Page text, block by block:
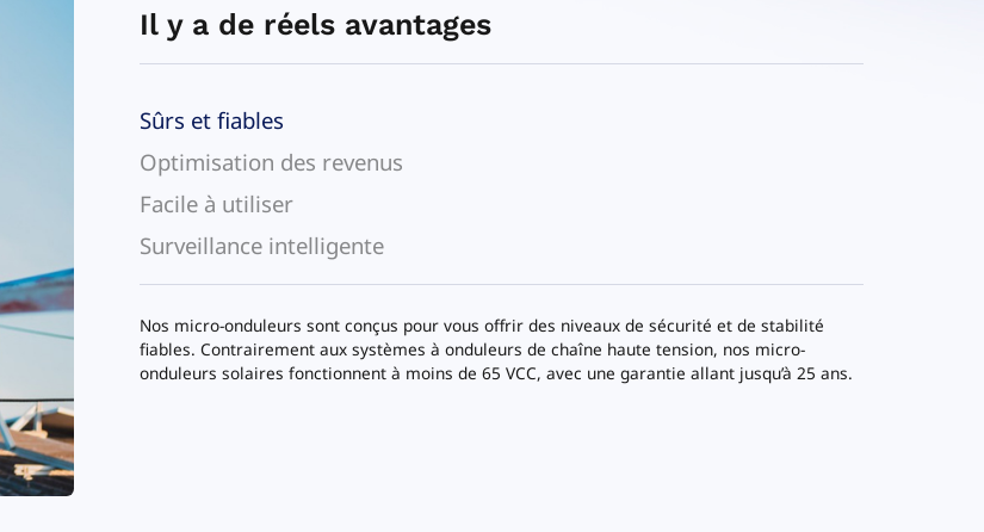
Il y a de réels avantages
Sûrs et fiables
Optimisation des revenus
Facile à utiliser
Surveillance intelligente
Nos micro-onduleurs sont conçus pour vous offrir des niveaux de sécurité et de stabilité
fiables. Contrairement aux systèmes à onduleurs de chaîne haute tension, nos micro-
onduleurs solaires fonctionnent à moins de 65 VCC, avec une garantie allant jusqu’à 25 ans.